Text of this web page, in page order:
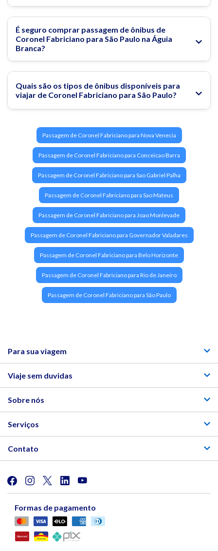
Rodoviária do Tietê
Os Melhores Passeios Gratuitos em São Paulo!
Edifício Martinelli: Conheça um dos edifícios mais
Tudo sobre o Mercado Municipal de São Paulo
(Mercadão)
Conheça os melhores museus de São Paulo: Dicas,
curiosidades e muito mais!
Principais Pontos Turísticos de São Paulo
É seguro comprar passagem de ônibus de
Coronel Fabriciano para São Paulo na Águia
Branca?
Quais são os tipos de ônibus disponíveis para
viajar de Coronel Fabriciano para São Paulo?
Passagem de Coronel Fabriciano para Nova Venecia
Passagem de Coronel Fabriciano para Conceicao Barra
Passagem de Coronel Fabriciano para Sao Gabriel Palha
Passagem de Coronel Fabriciano para Sao Mateus
Passagem de Coronel Fabriciano para Joao Monlevade
Passagem de Coronel Fabriciano para Governador Valadares
Passagem de Coronel Fabriciano para Belo Horizonte
Passagem de Coronel Fabriciano para Rio de Janeiro
Passagem de Coronel Fabriciano para São Paulo
Para sua viagem
Viaje sem duvidas
Sobre nós
Serviços
Contato
Formas de pagamento